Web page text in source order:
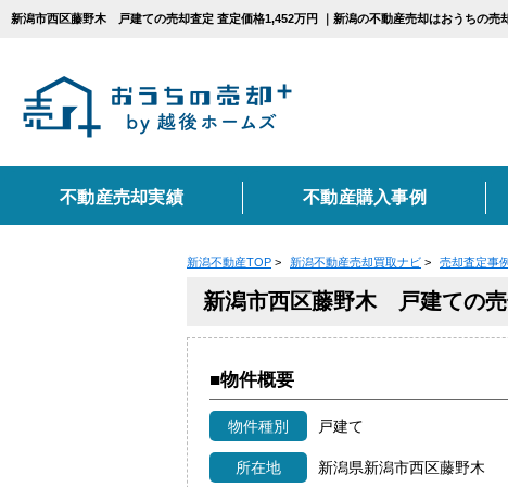
新潟市西区藤野木 戸建ての売却査定 査定価格1,452万円 ｜新潟の不動産売却はおうちの売
不動産売却実績
エリアから不動産売却
新潟市 上越市
戸建て マンション
不動産購入事例
カテゴリ別お悩み一覧
相続 住み替え
不動産売却に関するお
売却の流れ 仲介と
コンテンツ一覧
新潟不動産TOP > 新潟不動産売却買取ナビ > 売却査定事
新潟市西区藤野木 戸建ての
■物件概要
物件種別 戸建て
所在地 新潟県新潟市西区藤野木